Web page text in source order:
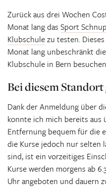
Zurück aus drei Wochen
Monat lang das Sport
Klubschulezu testen.
Monat lang unbeschränkt
Klubschule in Bern
Bei diesem Standort
Dank der Anmeldung über
konnte ich mich bereits aus
Entfernung bequem für die
die Kurse jedoch nur selten
sind, ist ein vorzeitiges
Kurse werden morgens ab
Uhr angeboten und dauern